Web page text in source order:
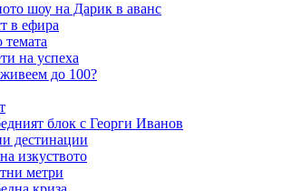
шоу на Дарик в аванс
в ефира
на успеха
до 100?
блок с Георги Иванов
дестинации
изкуството
метри